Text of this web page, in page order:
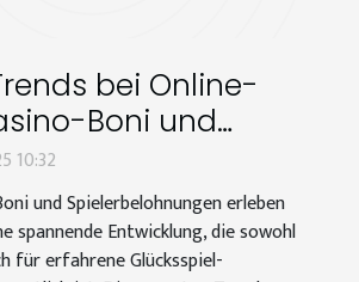
bei Online-
Boni und
im Jahr
2025
10:32
und Spielerbelohnungen erleben
spannende Entwicklung, die sowohl
für erfahrene Glücksspiel-